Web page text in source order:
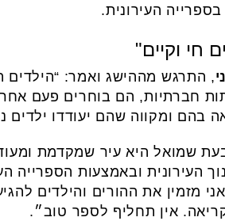
העירונית.
חי וקיים"
, התרגש מההישג ואמר: “הילדים
חברתיות, הם בוחרים פעם
בהם ומקווה שהם יעודדו ילדים
שמואל היא עיר שמקדמת
העירונית ובאמצעות הספרייה
מזמין את ההורים והילדים
אין תחליף לספר טוב״.